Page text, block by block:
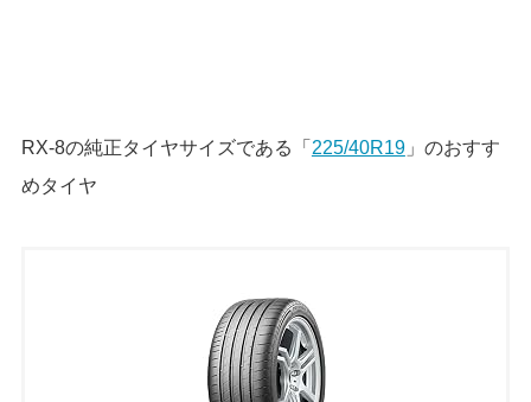
RX-8の純正タイヤサイズである「 225/40R19」のおすす
めタイヤ